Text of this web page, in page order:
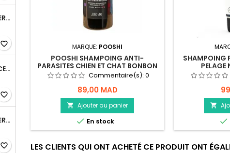
BRIT CARE SANS CEREALES STERILIZED WEIGHT CONTROL - CHAT - 2KG
favorite_border
LITIERE GEL DE SILICE - PARFUM OCEAN - CHAT BOTE - 3.8L
favorite_border
BRIT CARE SANS CEREALES STERILIZED SENSITIVE - CHAT - 2KG
favorite_border
MARQUE: POOSHI
POOSHI SHAMPOING ANTI-
PARASITES CHIEN ET CHAT BONBON
Commentaire(s): 0
89,00 MAD
 Ajouter au panier
 En stock
SHAMPOING


LES CLIENTS QUI ONT ACHETÉ CE PRODUIT ONT